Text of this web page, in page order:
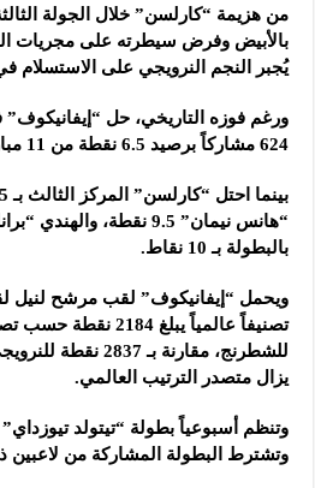
من هزيمة “كارلسن” خلال الجولة
بالأبيض وفرض سيطرته على مجريات
يُجبر النجم النرويجي على الاستسلام في
624 مشاركاً برصيد 6.5 نقطة من 11 مباراة.
“هانس نيمان” 9.5 نقطة،
بالبطولة بـ 10 نقاط.
ويحمل “إيفانيكوف” لقب مرشح لنيل
تصنيفاً عالمياً يبلغ
للشطرنج، مقارنة بـ
يزال متصدر الترتيب العالمي.
وتشترط البطولة المشاركة من لاعبين